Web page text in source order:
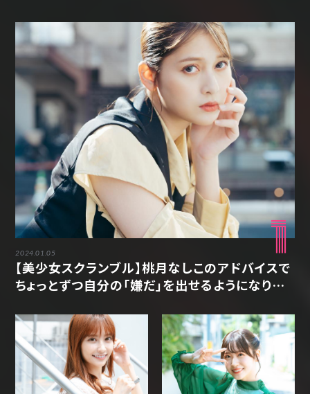
1
2024.01.05
【美少女スクランブル】桃月なしこのアドバイスで
ちょっとずつ自分の「嫌だ」を出せるようになりま